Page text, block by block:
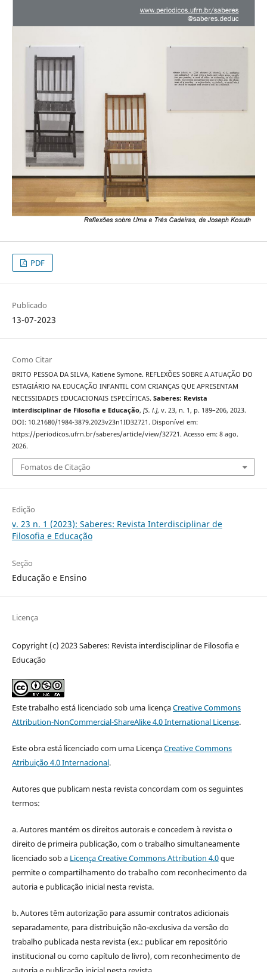
PDF
Publicado
13-07-2023
Como Citar
BRITO PESSOA DA SILVA, Katiene Symone. REFLEXÕES SOBRE A ATUAÇÃO DO
ESTAGIÁRIO NA EDUCAÇÃO INFANTIL COM CRIANÇAS QUE APRESENTAM
NECESSIDADES EDUCACIONAIS ESPECÍFICAS. Saberes: Revista
interdisciplinar de Filosofia e Educação, [S. l.], v. 23, n. 1, p. 189–206, 2023.
DOI: 10.21680/1984-3879.2023v23n1ID32721. Disponível em:
https://periodicos.ufrn.br/saberes/article/view/32721. Acesso em: 8 ago.
2026.
Fomatos de Citação
Edição
v. 23 n. 1 (2023): Saberes: Revista Interdisciplinar de
Filosofia e Educação
Seção
Educação e Ensino
Licença
Copyright (c) 2023 Saberes: Revista interdisciplinar de Filosofia e
Educação
Este trabalho está licenciado sob uma licençaCreative Commons
Attribution-NonCommercial-ShareAlike 4.0 International License.
Este obra está licenciado com uma LicençaCreative Commons
Atribuição 4.0 Internacional.
Autores que publicam nesta revista concordam com os seguintes
termos:
a. Autores mantém os direitos autorais e concedem à revista o
direito de primeira publicação, com o trabalho simultaneamente
licenciado sob a Licença Creative Commons Attribution 4.0que
permite o compartilhamento do trabalho com reconhecimento da
autoria e publicação inicial nesta revista.
b. Autores têm autorização para assumir contratos adicionais
separadamente, para distribuição não-exclusiva da versão do
trabalho publicada nesta revista (ex.: publicar em repositório
institucional ou como capítulo de livro), com reconhecimento de